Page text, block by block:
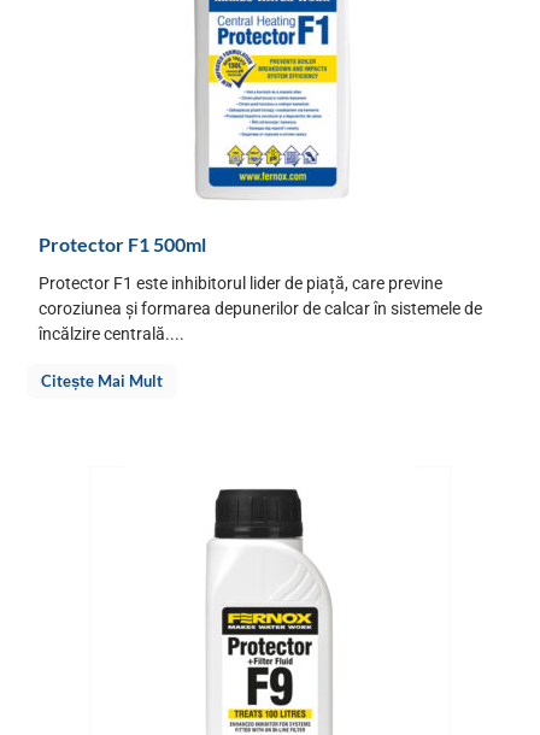
Protector F1 500ml
Protector F1 este inhibitorul lider de piață, care previne
coroziunea și formarea depunerilor de calcar în sistemele de
încălzire centrală....
Citește Mai Mult